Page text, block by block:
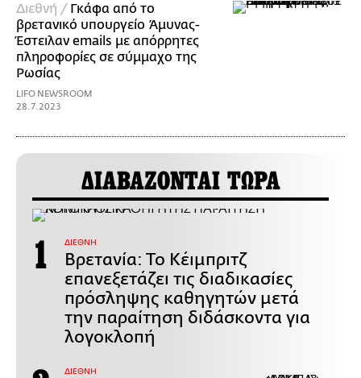
Διεθνή / Γκάφα από το
βρετανικό υπουργείο Άμυνας-
Έστειλαν emails με απόρρητες
πληροφορίες σε σύμμαχο της
Ρωσίας
LIFO NEWSROOM
28.7.2023
ΔΙΑΒΑΖΟΝΤΑΙ ΤΩΡΑ
ΔΙΕΘΝΗ
Βρετανία: Το Κέιμπριτζ
επανεξετάζει τις διαδικασίες
πρόσληψης καθηγητών μετά
την παραίτηση διδάσκοντα για
λογοκλοπή
ΔΙΕΘΝΗ